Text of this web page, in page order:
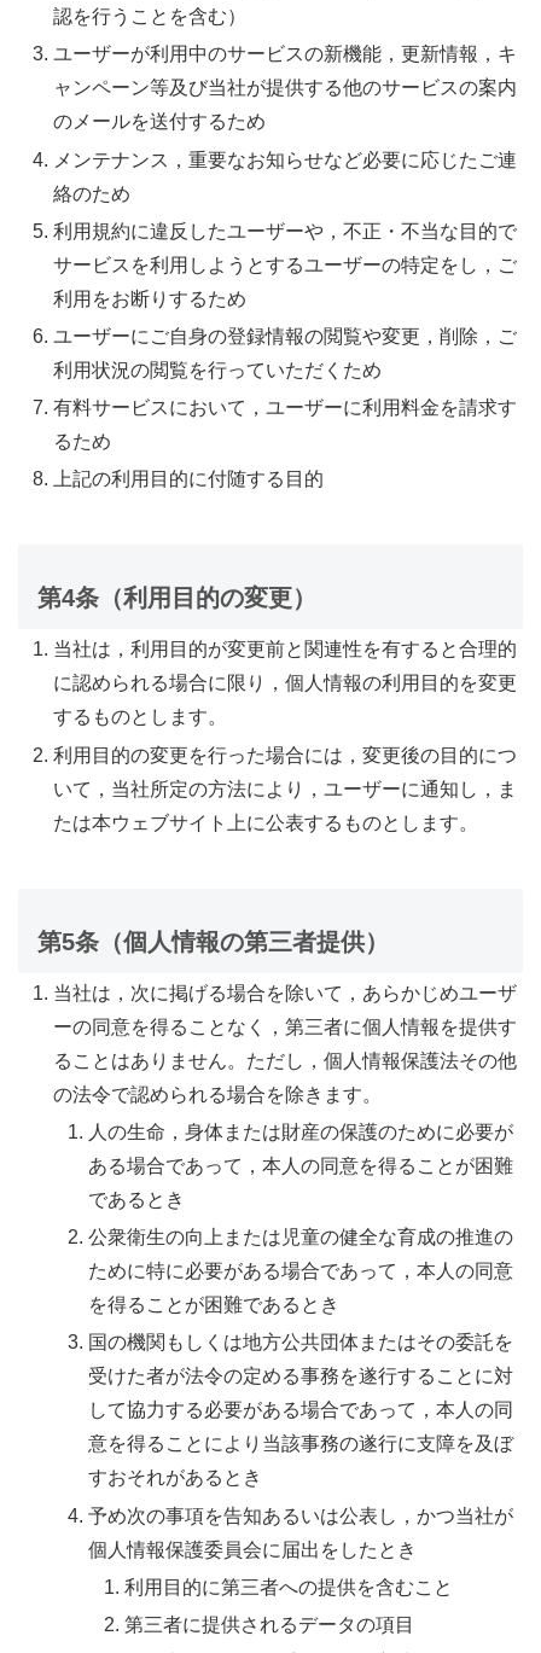
認を行うことを含む）
ユーザーが利用中のサービスの新機能，更新情報，キ
ャンペーン等及び当社が提供する他のサービスの案内
のメールを送付するため
メンテナンス，重要なお知らせなど必要に応じたご連
絡のため
利用規約に違反したユーザーや，不正・不当な目的で
サービスを利用しようとするユーザーの特定をし，ご
利用をお断りするため
ユーザーにご自身の登録情報の閲覧や変更，削除，ご
利用状況の閲覧を行っていただくため
有料サービスにおいて，ユーザーに利用料金を請求す
るため
上記の利用目的に付随する目的
第4条（利用目的の変更）
当社は，利用目的が変更前と関連性を有すると合理的
に認められる場合に限り，個人情報の利用目的を変更
するものとします。
利用目的の変更を行った場合には，変更後の目的につ
いて，当社所定の方法により，ユーザーに通知し，ま
たは本ウェブサイト上に公表するものとします。
第5条（個人情報の第三者提供）
当社は，次に掲げる場合を除いて，あらかじめユーザ
ーの同意を得ることなく，第三者に個人情報を提供す
ることはありません。ただし，個人情報保護法その他
の法令で認められる場合を除きます。
人の生命，身体または財産の保護のために必要が
ある場合であって，本人の同意を得ることが困難
であるとき
公衆衛生の向上または児童の健全な育成の推進の
ために特に必要がある場合であって，本人の同意
を得ることが困難であるとき
国の機関もしくは地方公共団体またはその委託を
受けた者が法令の定める事務を遂行することに対
して協力する必要がある場合であって，本人の同
意を得ることにより当該事務の遂行に支障を及ぼ
すおそれがあるとき
予め次の事項を告知あるいは公表し，かつ当社が
個人情報保護委員会に届出をしたとき
利用目的に第三者への提供を含むこと
第三者に提供されるデータの項目